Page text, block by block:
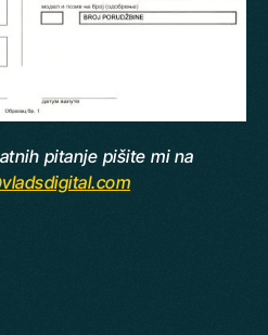
pitanje pišite mi na